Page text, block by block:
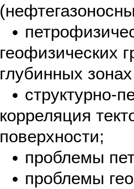
геофизических
глубинных
структурно-
корреляция
поверхности;
проблемы
проблемы